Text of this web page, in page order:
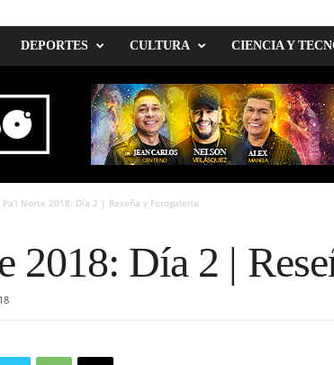
DEPORTES CULTURA CIENCIA Y
Pa’l Norte 2018: Día 2 | Reseña y Fotogalería
2018: Día 2 |